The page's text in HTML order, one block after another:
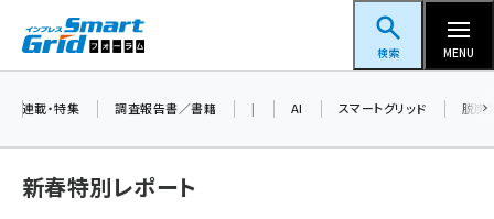
ン
スマートグリッドフォーラム
検索 MENU
連載・特集 調査報告書／書籍 | AI スマートグリッド 脱炭
新春特別レポート